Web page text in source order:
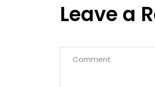
Leave a